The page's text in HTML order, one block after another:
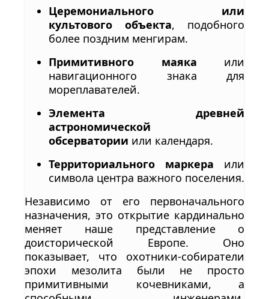
Церемониального или
культового объекта, подобного
более поздним менгирам.
Примитивного маяка или
навигационного знака для
мореплавателей.
Элемента древней
астрономической
обсерватории или календаря.
Территориального маркера или
символа центра важного поселения.
Независимо от его первоначального
назначения, это открытие кардинально
меняет наше представление о
доисторической Европе. Оно
показывает, что охотники-собиратели
эпохи мезолита были не просто
примитивными кочевниками, а